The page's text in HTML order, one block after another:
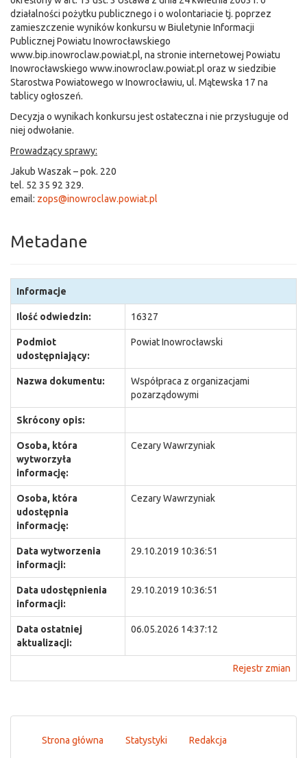
działalności pożytku publicznego i o wolontariacie tj. poprzez
zamieszczenie wyników konkursu w Biuletynie Informacji
Publicznej Powiatu Inowrocławskiego
www.bip.inowroclaw.powiat.pl, na stronie internetowej Powiatu
Inowrocławskiego www.inowroclaw.powiat.pl oraz w siedzibie
Starostwa Powiatowego w Inowrocławiu, ul. Mątewska 17 na
tablicy ogłoszeń.
Decyzja o wynikach konkursu jest ostateczna i nie przysługuje od
niej odwołanie.
Prowadzący sprawy:
Jakub Waszak – pok. 220
tel. 52 35 92 329.
email: zops@inowroclaw.powiat.pl
Metadane
Informacje
Ilość odwiedzin: 16327
Podmiot
udostępniający:
Powiat Inowrocławski
Nazwa dokumentu:
Współpraca z organizacjami
pozarządowymi
Skrócony opis:
Osoba, która
wytworzyła
informację:
Cezary Wawrzyniak
Osoba, która
udostępnia
informację:
Cezary Wawrzyniak
Data wytworzenia
informacji:
29.10.2019 10:36:51
Data udostępnienia
informacji:
29.10.2019 10:36:51
Data ostatniej
aktualizacji:
06.05.2026 14:37:12
Rejestr zmian
Strona główna Statystyki Redakcja